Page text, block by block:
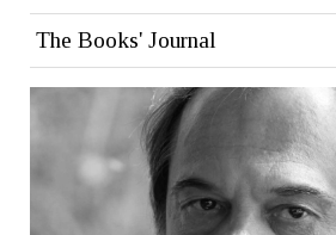
The Books' Journal